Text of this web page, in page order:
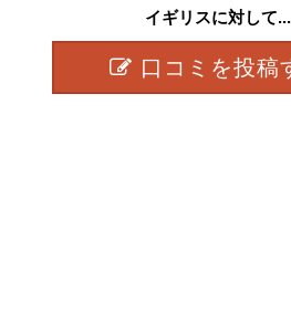
イギリスに対して...
口コミを投稿